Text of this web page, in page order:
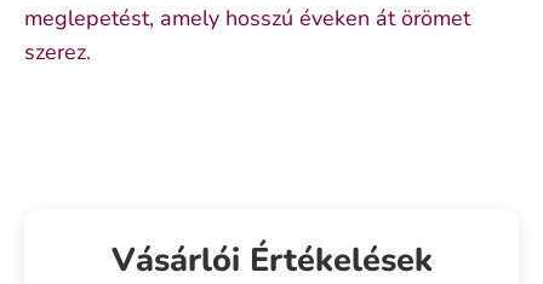
meglepetést, amely hosszú éveken át örömet
szerez.
Vásárlói Értékelések